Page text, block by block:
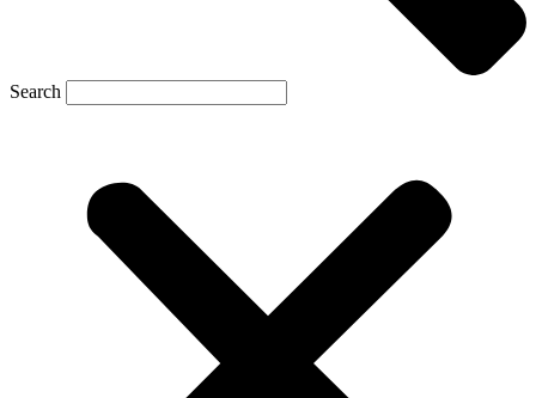
Search